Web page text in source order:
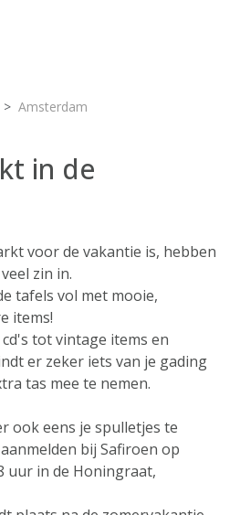
Amsterdam
in de
voor de vakantie is, hebben
zin in.
tafels vol met mooie,
items!
tot vintage items en
er zeker iets van je gading
tas mee te nemen.
ook eens je spulletjes te
bij Safiroen op
uur in de Honingraat,